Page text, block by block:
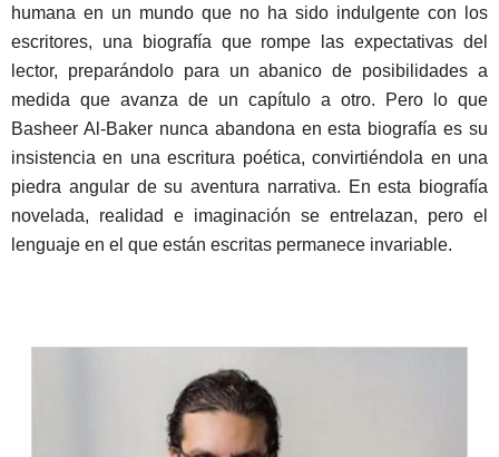
humana en un mundo que no ha sido indulgente con los
escritores, una biografía que rompe las expectativas del
lector, preparándolo para un abanico de posibilidades a
medida que avanza de un capítulo a otro. Pero lo que
Basheer Al-Baker nunca abandona en esta biografía es su
insistencia en una escritura poética, convirtiéndola en una
piedra angular de su aventura narrativa. En esta biografía
novelada, realidad e imaginación se entrelazan, pero el
lenguaje en el que están escritas permanece invariable.